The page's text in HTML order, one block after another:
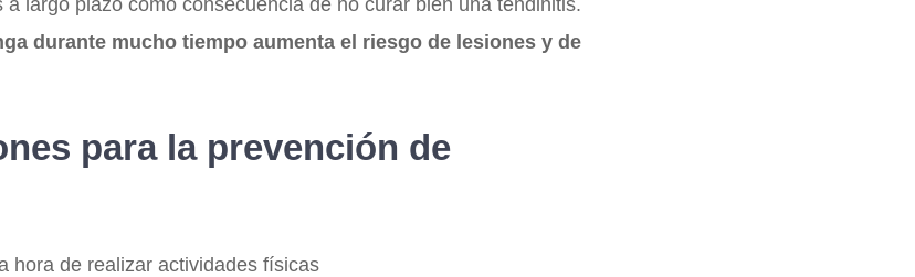
largo plazo como consecuencia de no curar bien una tendinitis.
durante mucho tiempo aumenta el riesgo de lesiones y de
para la prevención de
hora de realizar actividades físicas